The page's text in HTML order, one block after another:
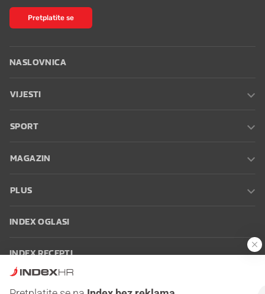
Pretplatite se
NASLOVNICA
VIJESTI
SPORT
MAGAZIN
PLUS
INDEX OGLASI
INDEX RECEPTI